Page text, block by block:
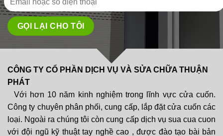
CÔNG TY CỔ PHẦN DỊCH VỤ VÀ SỬA CHỮA THUẬN
PHÁT
Với hơn 10 năm kinh nghiệm trong lĩnh vực cửa cuốn.
Công ty chuyên phân phối, cung cấp, lắp đặt cửa cuốn các
loại. Ngoài ra chúng tôi còn cung cấp dịch vụ sua cua cuon
với đội ngũ kỹ thuật tay nghề cao , được đào tạo bài bản